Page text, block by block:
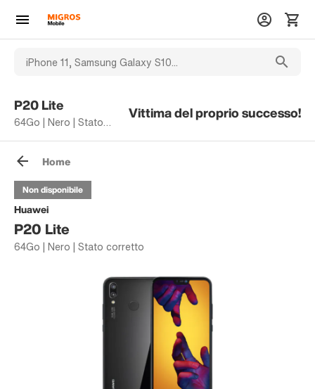
P20 Lite
64Go | Nero | Stato corretto
Vittima del proprio successo!
Home
Huawei
P20 Lite
64Go | Nero | Stato corretto
Non disponibile